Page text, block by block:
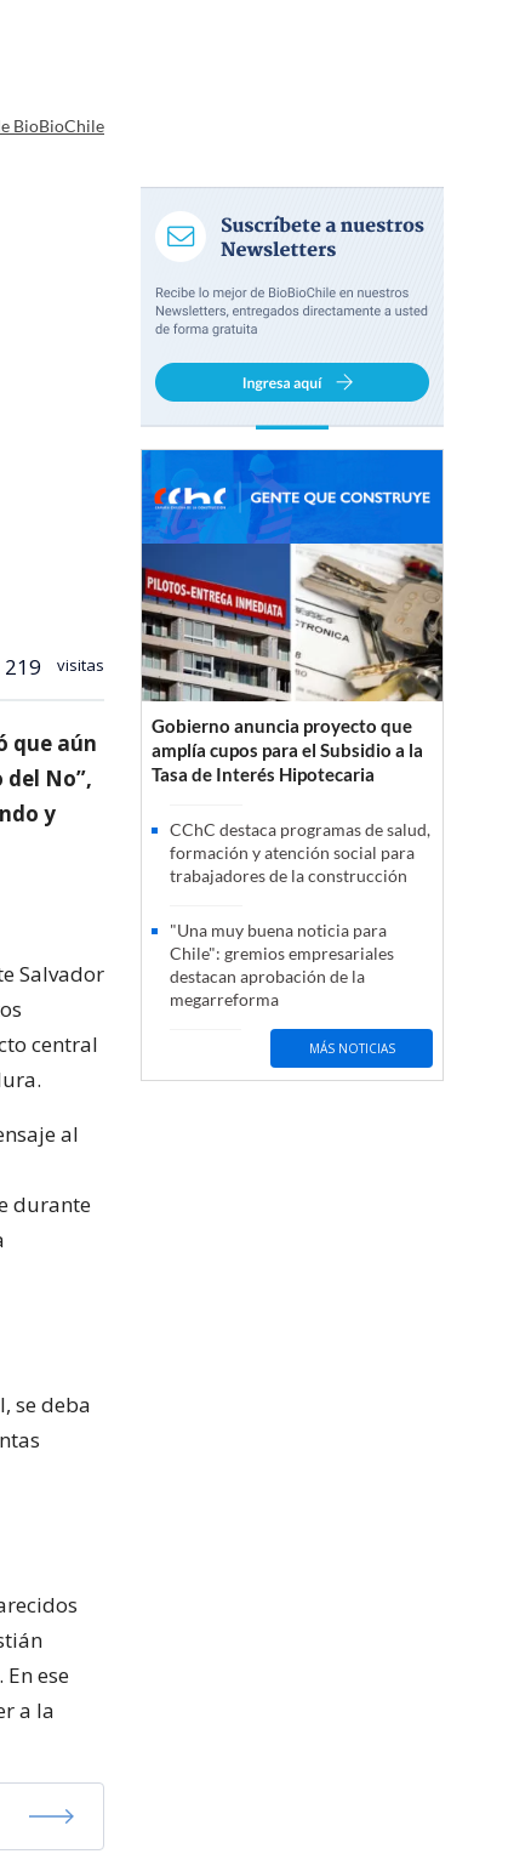
BioBioChile
219 visitas
que aún
No”,
y
Salvador
central
al
durante
se deba
ese
a la
Gobierno anuncia proyecto que
amplía cupos para el Subsidio a la
Tasa de Interés Hipotecaria
CChC destaca programas de salud,
formación y atención social para
trabajadores de la construcción
"Una muy buena noticia para
Chile": gremios empresariales
destacan aprobación de la
megarreforma
MÁS NOTICIAS